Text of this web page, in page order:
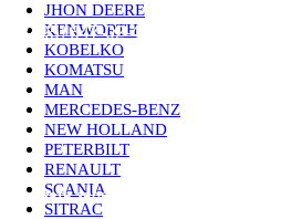
Введите артикул
JHON DEERE
KENWORTH
KOBELKO
KOMATSU
MAN
MERCEDES-BENZ
NEW HOLLAND
PETERBILT
RENAULT
SCANIA
SITRAC